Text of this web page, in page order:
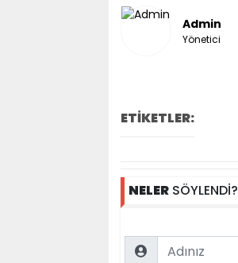
Admin
Yönetici
ETİKETLER:
NELERSÖYLENDİ?
Name